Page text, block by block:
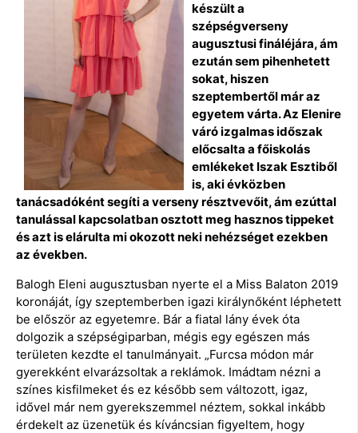
készült a
szépségverseny
augusztusi fináléjára, ám
ezután sem pihenhetett
sokat, hiszen
szeptembertől már az
egyetem várta. Az Elenire
váró izgalmas időszak
előcsalta a főiskolás
emlékeket Iszak Esztiből
is, aki évközben
tanácsadóként segíti a verseny résztvevőit, ám ezúttal
tanulással kapcsolatban osztott meg hasznos tippeket
és azt is elárulta mi okozott neki nehézséget ezekben
az években.
Balogh Eleni augusztusban nyerte el a Miss Balaton 2019
koronáját, így szeptemberben igazi királynőként léphetett
be először az egyetemre. Bár a fiatal lány évek óta
dolgozik a szépségiparban, mégis egy egészen más
területen kezdte el tanulmányait. „Furcsa módon már
gyerekként elvarázsoltak a reklámok. Imádtam nézni a
színes kisfilmeket és ez később sem változott, igaz,
idővel már nem gyerekszemmel néztem, sokkal inkább
érdekelt az üzenetük és kíváncsian figyeltem, hogy